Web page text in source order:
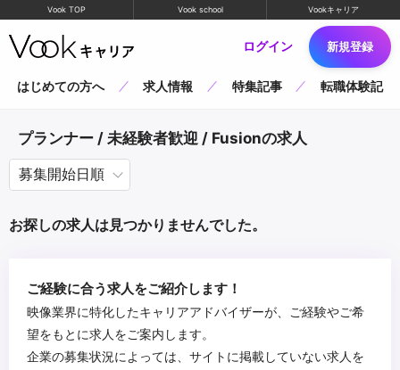
Vook TOP Vook school Vookキャリア
ログイン 新規登録
はじめての方へ 求人情報 特集記事 転職体験記
プランナー / 未経験者歓迎 / Fusionの求人
お探しの求人は見つかりませんでした。
ご経験に合う求人をご紹介します！
映像業界に特化したキャリアアドバイザーが、ご経験やご希
望をもとに求人をご案内します。
企業の募集状況によっては、サイトに掲載していない求人を